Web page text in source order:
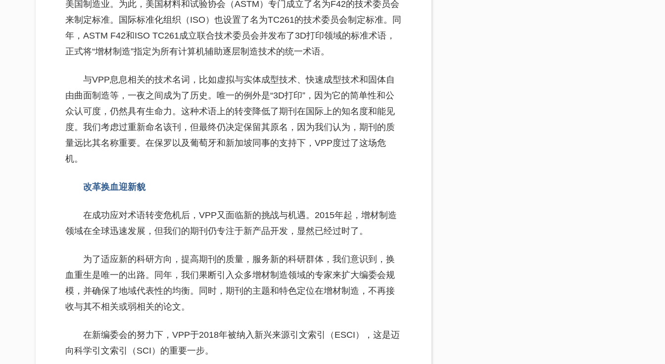
美国制造业。为此，美国材料和试验协会（ASTM）专门成立了名为F42的技术委员会
来制定标准。国际标准化组织（ISO）也设置了名为TC261的技术委员会制定标准。同
年，ASTM F42和ISO TC261成立联合技术委员会并发布了3D打印领域的标准术语，
正式将“增材制造”指定为所有计算机辅助逐层制造技术的统一术语。
与VPP息息相关的技术名词，比如虚拟与实体成型技术、快速成型技术和固体自
由曲面制造等，一夜之间成为了历史。唯一的例外是“3D打印”，因为它的简单性和公
众认可度，仍然具有生命力。这种术语上的转变降低了期刊在国际上的知名度和能见
度。我们考虑过重新命名该刊，但最终仍决定保留其原名，因为我们认为，期刊的质
量远比其名称重要。在保罗以及葡萄牙和新加坡同事的支持下，VPP度过了这场危
机。
改革换血迎新貌
在成功应对术语转变危机后，VPP又面临新的挑战与机遇。2015年起，增材制造
领域在全球迅速发展，但我们的期刊仍专注于新产品开发，显然已经过时了。
为了适应新的科研方向，提高期刊的质量，服务新的科研群体，我们意识到，换
血重生是唯一的出路。同年，我们果断引入众多增材制造领域的专家来扩大编委会规
模，并确保了地域代表性的均衡。同时，期刊的主题和特色定位在增材制造，不再接
收与其不相关或弱相关的论文。
在新编委会的努力下，VPP于2018年被纳入新兴来源引文索引（ESCI），这是迈
向科学引文索引（SCI）的重要一步。